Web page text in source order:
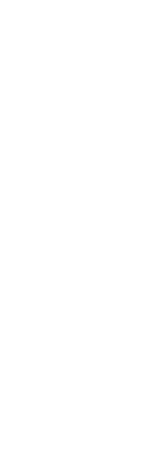
wind. . . woensdag